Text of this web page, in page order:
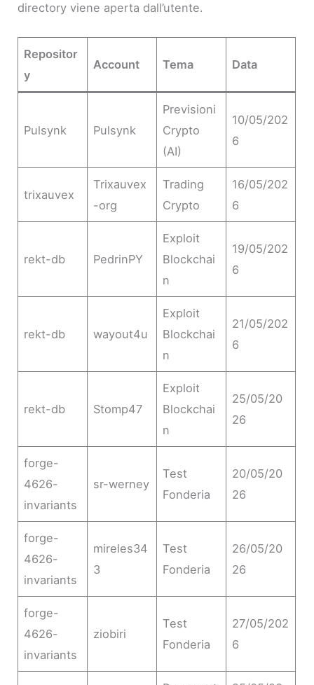
directory viene aperta dall’utente.
Repositor
y
Account Tema Data
Pulsynk Pulsynk
Previsioni
Crypto
(AI)
10/05/202
6
trixauvex
Trixauvex
-org
Trading
Crypto
16/05/202
6
rekt-db PedrinPY
Exploit
Blockchai
n
19/05/202
6
rekt-db wayout4u
Exploit
Blockchai
n
21/05/202
6
rekt-db Stomp47
Exploit
Blockchai
n
25/05/20
26
forge-
4626-
invariants
sr-werney
Test
Fonderia
20/05/20
26
forge-
4626-
invariants
mireles34
3
Test
Fonderia
26/05/20
26
forge-
4626-
invariants
ziobiri
Test
Fonderia
27/05/202
6